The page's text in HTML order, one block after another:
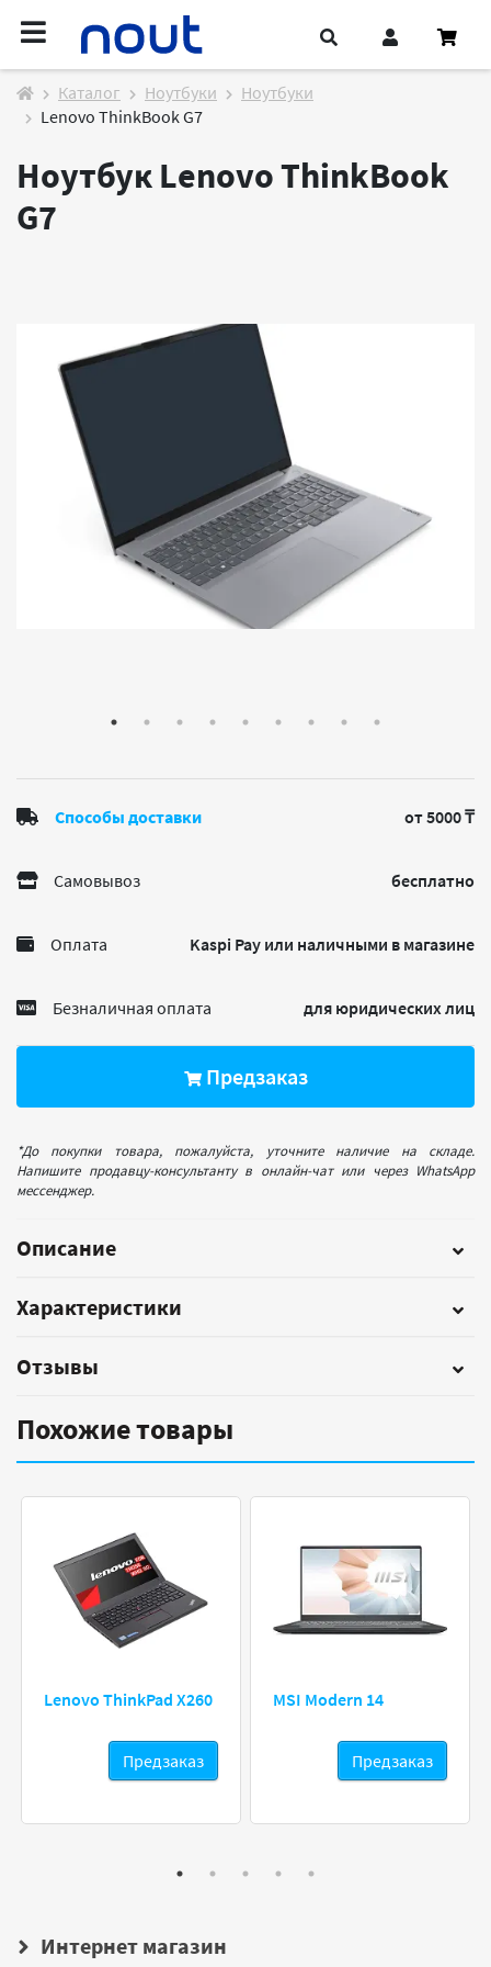
Каталог Ноутбуки
Ноутбуки
Lenovo ThinkBook G7
Ноутбук Lenovo ThinkBook
G7
Способы доставки от 5000 ₸
Самовывоз бесплатно
Оплата Kaspi Pay или наличными в магазине
Безналичная оплата для юридических лиц
Предзаказ
*До покупки товара, пожалуйста, уточните наличие на складе.
Напишите продавцу-консультанту в онлайн-чат или через WhatsApp
мессенджер.
Описание
Характеристики
Отзывы
Похожие товары
Lenovo ThinkPad X260
Предзаказ
MSI Modern 14
Предзаказ
Интернет магазин